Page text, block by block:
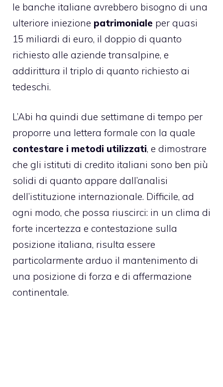
le banche italiane avrebbero bisogno di una
ulteriore iniezione patrimoniale per quasi
15 miliardi di euro, il doppio di quanto
richiesto alle aziende transalpine, e
addirittura il triplo di quanto richiesto ai
tedeschi.
L’Abi ha quindi due settimane di tempo per
proporre una lettera formale con la quale
contestare i metodi utilizzati, e dimostrare
che gli istituti di credito italiani sono ben più
solidi di quanto appare dall’analisi
dell’istituzione internazionale. Difficile, ad
ogni modo, che possa riuscirci: in un clima di
forte incertezza e contestazione sulla
posizione italiana, risulta essere
particolarmente arduo il mantenimento di
una posizione di forza e di affermazione
continentale.